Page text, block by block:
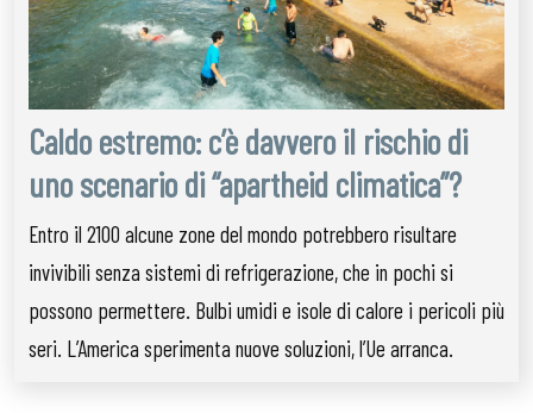
Caldo estremo: c’è davvero il rischio di
uno scenario di “apartheid climatica”?
Entro il 2100 alcune zone del mondo potrebbero risultare
invivibili senza sistemi di refrigerazione, che in pochi si
possono permettere. Bulbi umidi e isole di calore i pericoli più
seri. L’America sperimenta nuove soluzioni, l’Ue arranca.